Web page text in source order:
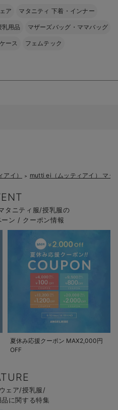
ア マタニティ 下着・インナー
乳用品 マザーズバッグ・ママバッグ
ース フェムテック
イ） ＞ mutti ei（ムッティアイ） マタ
タニティ服/授乳服の
ン / クーポン情報
夏休み応援クーポン MAX2,000円
OFF
ェア/授乳服/
に関する特集